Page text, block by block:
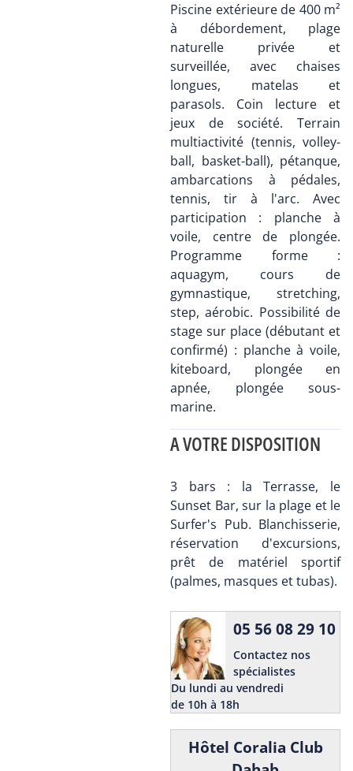
Piscine extérieure de 400 m²
à débordement, plage
naturelle privée et
surveillée, avec chaises
longues, matelas et
parasols. Coin lecture et
jeux de société. Terrain
multiactivité (tennis, volley-
ball, basket-ball), pétanque,
ambarcations à pédales,
tennis, tir à l'arc. Avec
participation : planche à
voile, centre de plongée.
Programme forme :
aquagym, cours de
gymnastique, stretching,
step, aérobic. Possibilité de
stage sur place (débutant et
confirmé) : planche à voile,
kiteboard, plongée en
apnée, plongée sous-
marine.
A VOTRE DISPOSITION
3 bars : la Terrasse, le
Sunset Bar, sur la plage et le
Surfer's Pub. Blanchisserie,
réservation d'excursions,
prêt de matériel sportif
(palmes, masques et tubas).
05 56 08 29 10
Contactez nos
spécialistes
Du lundi au vendredi
de 10h à 18h
Hôtel Coralia Club